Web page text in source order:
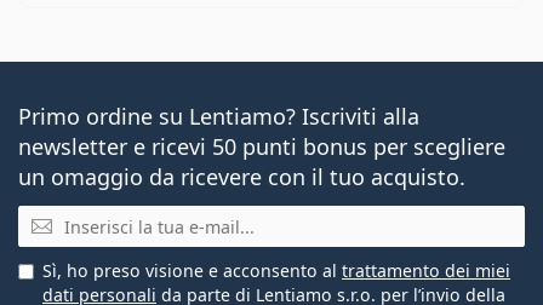
Primo ordine su Lentiamo? Iscriviti alla
newsletter e ricevi 50 punti bonus per scegliere
un omaggio da ricevere con il tuo acquisto.
E-mail
Sì, ho preso visione e acconsento al trattamento dei miei
dati personali da parte di Lentiamo s.r.o. per l’invio della